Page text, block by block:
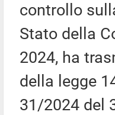
controllo
Stato della
2024, ha
della legge
31/2024 del